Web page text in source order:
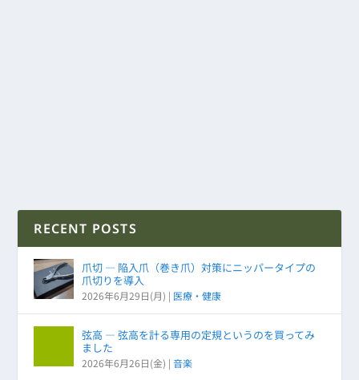
RECENT POSTS
爪切 ― 陥入爪（巻き爪）対策にニッパータイプの
爪切りを導入
2026年6月29日(月) | 医療・健康
弦高 ― 弦高を計る専用の定規というのを買ってみ
ました
2026年6月26日(金) |音楽